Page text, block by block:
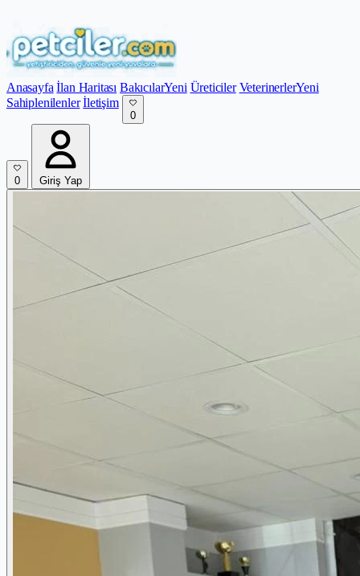
Anasayfa İlan Haritası BakıcılarYeni Üreticiler VeterinerlerYeni
Sahiplenilenler İletişim
0
0 Giriş Yap